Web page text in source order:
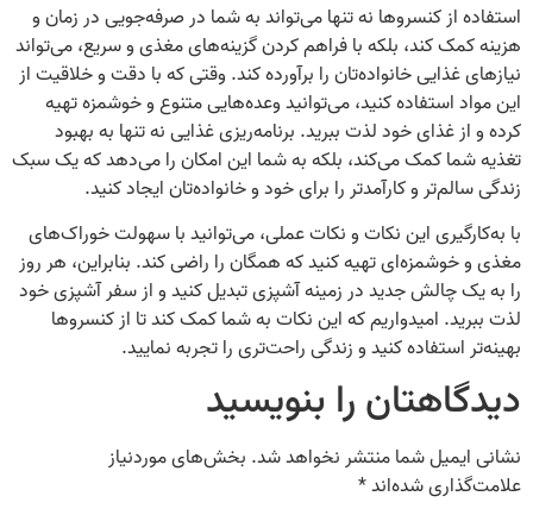
استفاده از کنسروها نه تنها می‌تواند به شما در صرفه‌جویی در زمان و
هزینه کمک کند، بلکه با فراهم کردن گزینه‌های مغذی و سریع، می‌تواند
نیازهای غذایی خانواده‌تان را برآورده کند. وقتی که با دقت و خلاقیت از
این مواد استفاده کنید، می‌توانید وعده‌هایی متنوع و خوشمزه تهیه
کرده و از غذای خود لذت ببرید. برنامه‌ریزی غذایی نه تنها به بهبود
تغذیه شما کمک می‌کند، بلکه به شما این امکان را می‌دهد که یک سبک
زندگی سالم‌تر و کارآمدتر را برای خود و خانواده‌تان ایجاد کنید.
با به‌کارگیری این نکات و نکات عملی، می‌توانید با سهولت خوراک‌های
مغذی و خوشمزه‌ای تهیه کنید که همگان را راضی کند. بنابراین، هر روز
را به یک چالش جدید در زمینه آشپزی تبدیل کنید و از سفر آشپزی خود
لذت ببرید. امیدواریم که این نکات به شما کمک کند تا از کنسروها
بهینه‌تر استفاده کنید و زندگی راحت‌تری را تجربه نمایید.
دیدگاهتان را بنویسید
نشانی ایمیل شما منتشر نخواهد شد. بخش‌های موردنیاز
علامت‌گذاری شده‌اند*